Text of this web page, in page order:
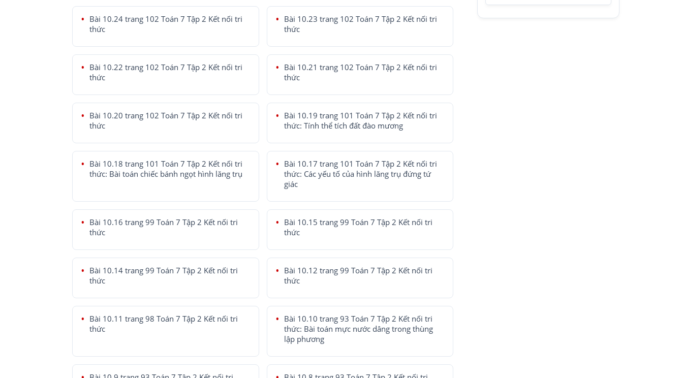
Bài 10.24 trang 102 Toán 7 Tập 2 Kết nối tri
thức
Bài 10.23 trang 102 Toán 7 Tập 2 Kết nối tri
thức
Bài 10.22 trang 102 Toán 7 Tập 2 Kết nối tri
thức
Bài 10.21 trang 102 Toán 7 Tập 2 Kết nối tri
thức
Bài 10.20 trang 102 Toán 7 Tập 2 Kết nối tri
thức
Bài 10.19 trang 101 Toán 7 Tập 2 Kết nối tri
thức: Tính thể tích đất đào mương
Bài 10.18 trang 101 Toán 7 Tập 2 Kết nối tri
thức: Bài toán chiếc bánh ngọt hình lăng trụ
Bài 10.17 trang 101 Toán 7 Tập 2 Kết nối tri
thức: Các yếu tố của hình lăng trụ đứng tứ
giác
Bài 10.16 trang 99 Toán 7 Tập 2 Kết nối tri
thức
Bài 10.15 trang 99 Toán 7 Tập 2 Kết nối tri
thức
Bài 10.14 trang 99 Toán 7 Tập 2 Kết nối tri
thức
Bài 10.12 trang 99 Toán 7 Tập 2 Kết nối tri
thức
Bài 10.11 trang 98 Toán 7 Tập 2 Kết nối tri
thức
Bài 10.10 trang 93 Toán 7 Tập 2 Kết nối tri
thức: Bài toán mực nước dâng trong thùng
lập phương